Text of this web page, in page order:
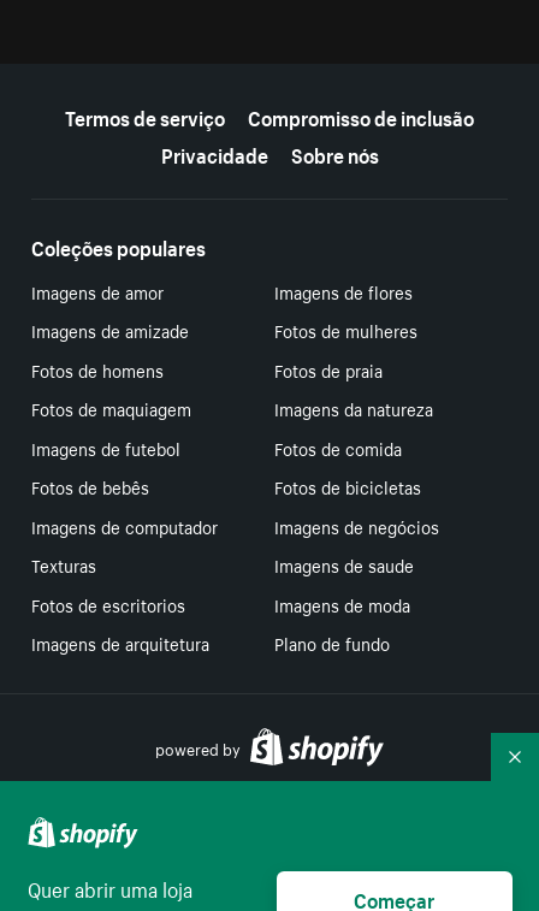
Termos de serviço
Compromisso de inclusão
Privacidade
Sobre nós
Coleções populares
Imagens de amor
Imagens de flores
Imagens de amizade
Fotos de mulheres
Fotos de homens
Fotos de praia
Fotos de maquiagem
Imagens da natureza
Imagens de futebol
Fotos de comida
Fotos de bebês
Fotos de bicicletas
Imagens de computador
Imagens de negócios
Texturas
Imagens de saude
Fotos de escritorios
Imagens de moda
Imagens de arquitetura
Plano de fundo
powered by
Suas escolhas de privacidade
Quer abrir uma loja
Começar